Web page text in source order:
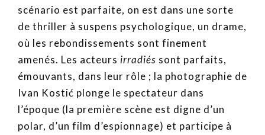
scénario est parfaite, on est dans une sorte
de thriller à suspens psychologique, un drame,
où les rebondissements sont finement
amenés. Les acteurs irradiés sont parfaits,
émouvants, dans leur rôle ; la photographie de
Ivan Kostić plonge le spectateur dans
l’époque (la première scène est digne d’un
polar, d’un film d’espionnage) et participe à